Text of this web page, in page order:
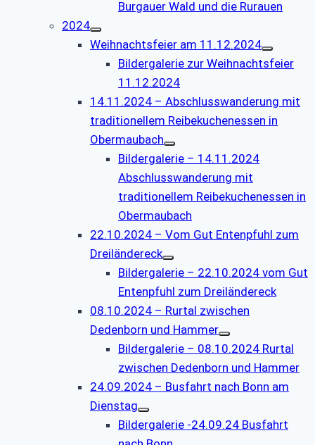
Burgauer Wald und die Rurauen
2024
Weihnachtsfeier am 11.12.2024
Bildergalerie zur Weihnachtsfeier
11.12.2024
14.11.2024 – Abschlusswanderung mit
traditionellem Reibekuchenessen in
Obermaubach
Bildergalerie – 14.11.2024
Abschlusswanderung mit
traditionellem Reibekuchenessen in
Obermaubach
22.10.2024 – Vom Gut Entenpfuhl zum
Dreiländereck
Bildergalerie – 22.10.2024 vom Gut
Entenpfuhl zum Dreiländereck
08.10.2024 – Rurtal zwischen
Dedenborn und Hammer
Bildergalerie – 08.10.2024 Rurtal
zwischen Dedenborn und Hammer
24.09.2024 – Busfahrt nach Bonn am
Dienstag
Bildergalerie -24.09.24 Busfahrt